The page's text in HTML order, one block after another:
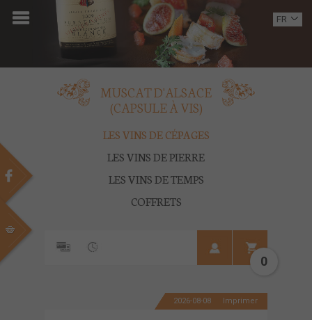
ACCUEIL
DOMAINE
VINS
MULTIMEDIA
CONTACT
FR
MUSCAT D'ALSACE
(CAPSULE À VIS)
LES VINS DE CÉPAGES
LES VINS DE PIERRE
LES VINS DE TEMPS
COFFRETS
0
2026-08-08 Imprimer